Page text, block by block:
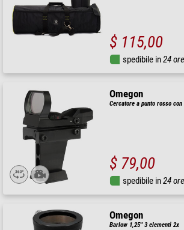
$ 115,00
spedibile in24 ore
Omegon
Cercatore a punto rosso
$ 79,00
spedibile in24 ore
Omegon
Barlow 1,25'' 3 elementi 2x